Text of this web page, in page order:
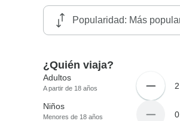
¿Quién viaja?
Adultos
A partir de 18 años 2
Niños
Menores de 18 años 0